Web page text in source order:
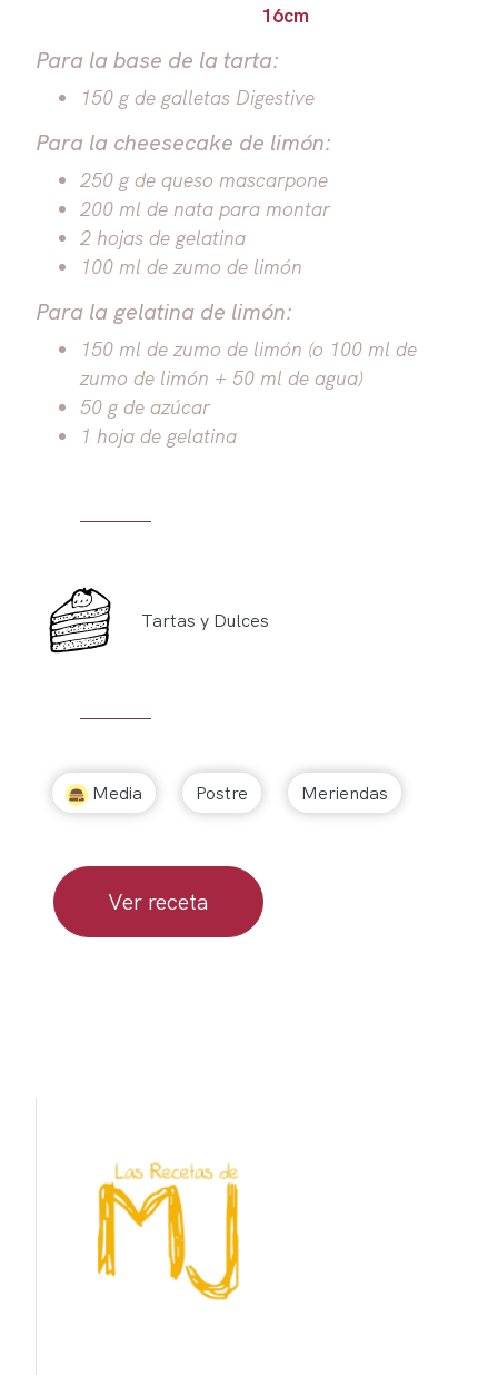
16cm
Para la base de la tarta:
150 g de galletas Digestive
Para la cheesecake de limón:
250 g de queso mascarpone
200 ml de nata para montar
2 hojas de gelatina
100 ml de zumo de limón
Para la gelatina de limón:
150 ml de zumo de limón (o 100 ml de
zumo de limón + 50 ml de agua)
50 g de azúcar
1 hoja de gelatina
Tartas y Dulces
Media Postre Meriendas
Ver receta